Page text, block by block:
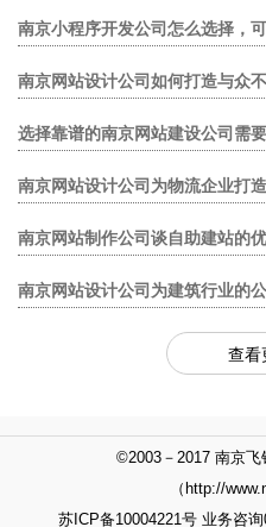
南京小程序开发公司怎么选择，
南京网站设计公司如何打造与众
选择靠谱的南京网站建设公司需
南京网站设计公司为物流企业打
南京网站制作公司谈自助建站的
南京网站设计公司为建筑行业的
查看
©2003－2017 南京飞
（http://
苏ICP备10004221号 业务咨